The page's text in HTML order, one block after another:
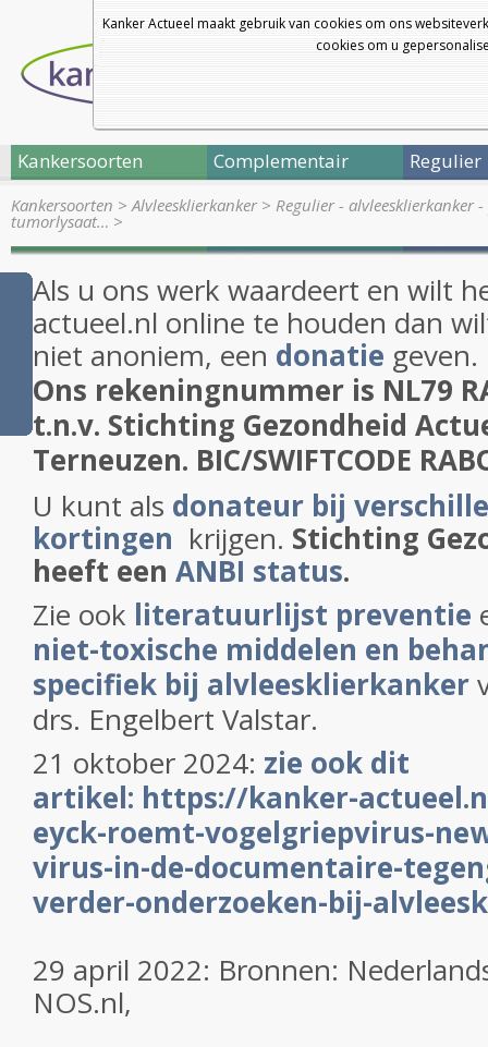
Kanker Actueel maakt gebruik van cookies om ons
cookies om u
Kankersoorten Complementair Regulier
Kankersoorten >Alvleesklierkanker> Regulier - alvleesklierkanker
tumorlysaat… >
Als u ons werk waardeert en wilt
actueel.nl online te houden dan
niet anoniem, een donatie geven.
Ons rekeningnummer is NL79
t.n.v. Stichting Gezondheid
Terneuzen. BIC/SWIFTCODE
U kunt als donateur bij
kortingen krijgen. Stichting
heeft een ANBI status.
Zie ook literatuurlijst preventie
niet-toxische middelen en
specifiek bij alvleesklierkanker
drs. Engelbert Valstar.
21 oktober 2024: zie ook dit
artikel: https://kanker-
eyck-roemt-vogelgriepvirus-
virus-in-de-documentaire-
verder-onderzoeken-bij-
29 april 2022: Bronnen:
NOS.nl,